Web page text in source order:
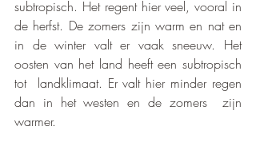
subtropisch. Het regent hier veel, vooral in
de herfst. De zomers zijn warm en nat en
in de winter valt er vaak sneeuw. Het
oosten van het land heeft een subtropisch
tot  landklimaat. Er valt hier minder regen
dan in het westen en de zomers  zijn
warmer.